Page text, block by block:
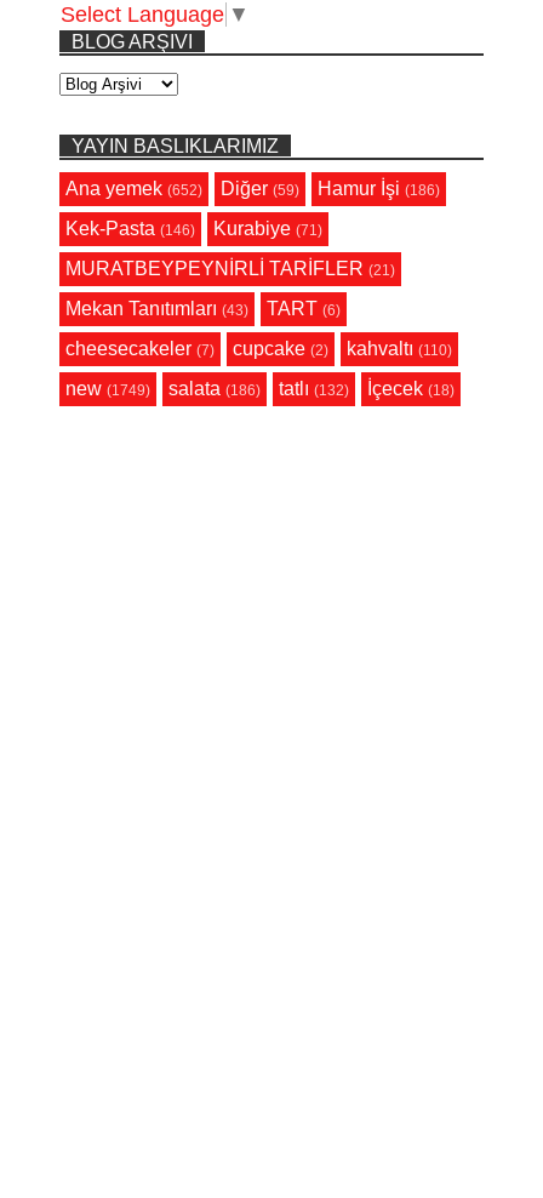
Select Language ▼
BLOG ARŞIVI
YAYIN BASLIKLARIMIZ
Ana yemek (652) Diğer (59) Hamur İşi (186)
Kek-Pasta (146) Kurabiye (71)
MURATBEYPEYNİRLİ TARİFLER (21)
Mekan Tanıtımları (43) TART (6)
cheesecakeler (7) cupcake (2) kahvaltı (110)
new (1749) salata (186) tatlı (132) İçecek (18)